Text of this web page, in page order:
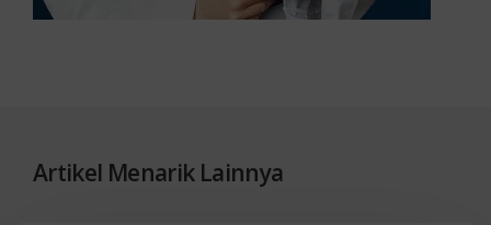
Artikel Menarik Lainnya